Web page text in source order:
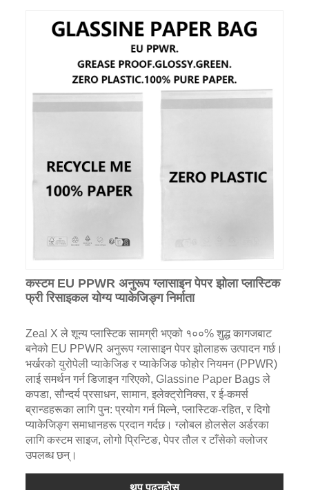
कस्टम EU PPWR अनुरूप ग्लासाइन पेपर झोला प्लास्टिक
फ्री रिसाइकल योग्य प्याकेजिङ्ग निर्माता
Zeal X ले शून्य प्लास्टिक सामग्री भएको १००% शुद्ध कागजबाट
बनेको EU PPWR अनुरूप ग्लासाइन पेपर झोलाहरू उत्पादन गर्छ।
भर्खरको युरोपेली प्याकेजिङ र प्याकेजिङ फोहोर नियमन (PPWR)
लाई समर्थन गर्न डिजाइन गरिएको, Glassine Paper Bags ले
कपडा, सौन्दर्य प्रसाधन, सामान, इलेक्ट्रोनिक्स, र ई-कमर्स
ब्रान्डहरूका लागि पुन: प्रयोग गर्न मिल्ने, प्लास्टिक-रहित, र दिगो
प्याकेजिङ्ग समाधानहरू प्रदान गर्दछ। ग्लोबल होलसेल अर्डरका
लागि कस्टम साइज, लोगो प्रिन्टिङ, पेपर तौल र टाँसेको क्लोजर
उपलब्ध छन्।
थप पढ्नुहोस्